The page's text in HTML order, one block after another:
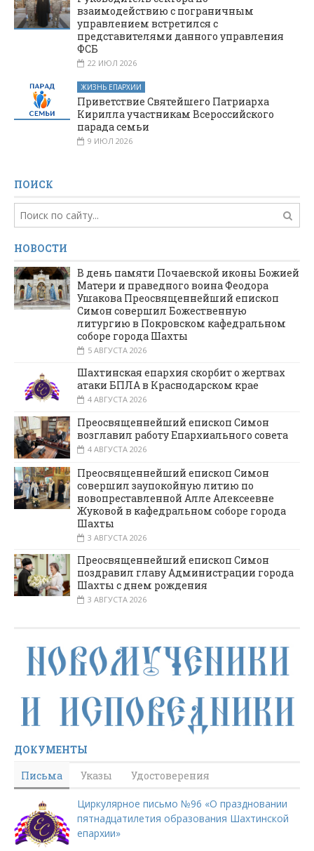
взаимодействию с пограничным
управлением встретился с
представителями данного управления
ФСБ
22 ИЮЛ 2026
ЖИЗНЬ ЕПАРХИИ
Приветствие Святейшего Патриарха
Кирилла участникам Всероссийского
парада семьи
9 ИЮЛ 2026
ПОИСК
НОВОСТИ
В день памяти Почаевской иконы Божией
Матери и праведного воина Феодора
Ушакова Преосвященнейший епископ
Симон совершил Божественную
литургию в Покровском кафедральном
соборе города Шахты
5 АВГУСТА 2026
Шахтинская епархия скорбит о жертвах
атаки БПЛА в Краснодарском крае
4 АВГУСТА 2026
Преосвященнейший епископ Симон
возглавил работу Епархиального совета
4 АВГУСТА 2026
Преосвященнейший епископ Симон
совершил заупокойную литию по
новопреставленной Алле Алексеевне
Жуковой в кафедральном соборе города
Шахты
3 АВГУСТА 2026
Преосвященнейший епископ Симон
поздравил главу Администрации города
Шахты с днем рождения
3 АВГУСТА 2026
ДОКУМЕНТЫ
Письма
Указы Удостоверения
Циркулярное письмо №96 «О праздновании
пятнадцатилетия образования Шахтинской
епархии»